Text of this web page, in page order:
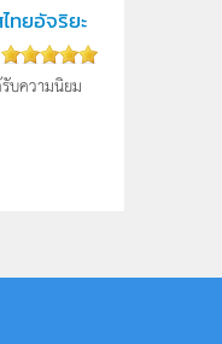
ทยอัจริยะ
บความนิยม